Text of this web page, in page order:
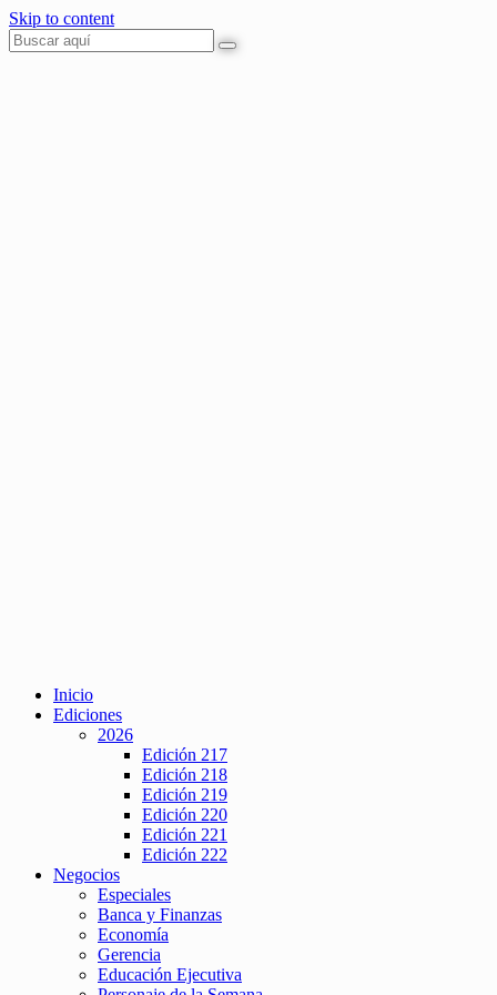
Skip to content
Inicio
Ediciones
2026
Edición 217
Edición 218
Edición 219
Edición 220
Edición 221
Edición 222
Negocios
Especiales
Banca y Finanzas
Economía
Gerencia
Educación Ejecutiva